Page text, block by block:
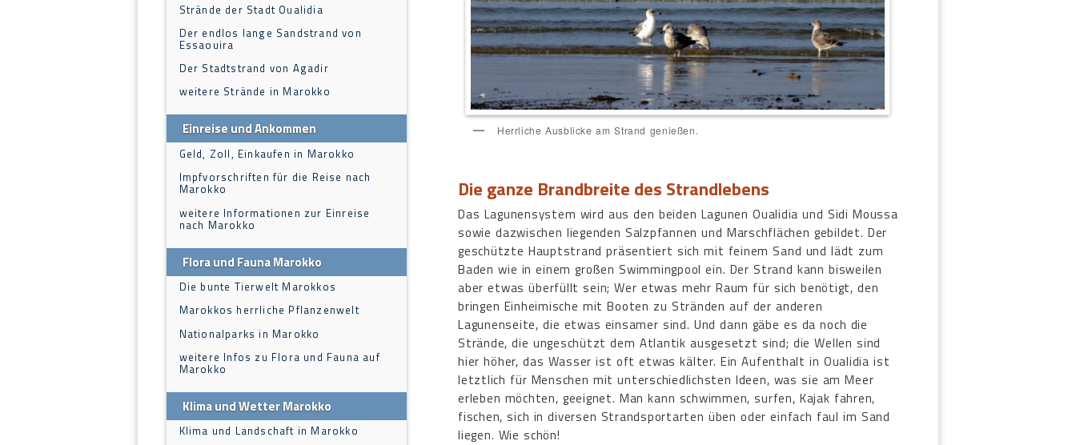
Herrliche Ausblicke am Strand genießen.
Die ganze Brandbreite des Strandlebens
Das Lagunensystem wird aus den beiden Lagunen Oualidia und Sidi Moussa
sowie dazwischen liegenden Salzpfannen und Marschflächen gebildet. Der
geschützte Hauptstrand präsentiert sich mit feinem Sand und lädt zum
Baden wie in einem großen Swimmingpool ein. Der Strand kann bisweilen
aber etwas überfüllt sein; Wer etwas mehr Raum für sich benötigt, den
bringen Einheimische mit Booten zu Stränden auf der anderen
Lagunenseite, die etwas einsamer sind. Und dann gäbe es da noch die
Strände, die ungeschützt dem Atlantik ausgesetzt sind; die Wellen sind
hier höher, das Wasser ist oft etwas kälter. Ein Aufenthalt in Oualidia ist
letztlich für Menschen mit unterschiedlichsten Ideen, was sie am Meer
erleben möchten, geeignet. Man kann schwimmen, surfen, Kajak fahren,
fischen, sich in diversen Strandsportarten üben oder einfach faul im Sand
liegen. Wie schön!
Strände der Stadt Oualidia
Der endlos lange Sandstrand von
Essaouira
Der Stadtstrand von Agadir
weitere Strände in Marokko
Einreise und Ankommen
Geld, Zoll, Einkaufen in Marokko
Impfvorschriften für die Reise nach
Marokko
weitere Informationen zur Einreise
nach Marokko
Flora und Fauna Marokko
Die bunte Tierwelt Marokkos
Marokkos herrliche Pflanzenwelt
Nationalparks in Marokko
weitere Infos zu Flora und Fauna auf
Marokko
Klima und Wetter Marokko
Klima und Landschaft in Marokko